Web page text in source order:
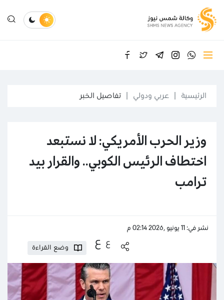
الرئيسية عربي ودولي تفاصيل الخبر
وزير الحرب الأمريكي: لا نستبعد
اختطاف الرئيس الكوبي.. والقرار بيد
ترامب
نشر في: 11 يونيو ,2026 02:14 م
ع ع
وضع القراءة